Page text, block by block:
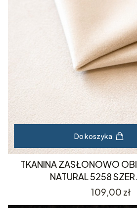
Do koszyka
TKANINA ZASŁONOWO
NATURAL 5258
Cena
109,00 zł